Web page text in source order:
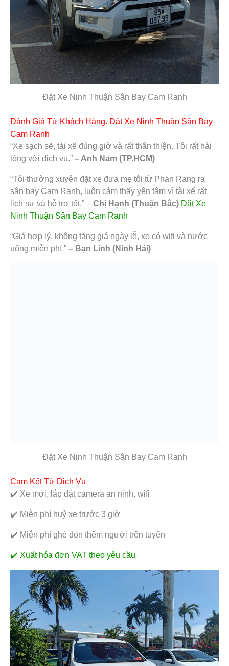
Đặt Xe Ninh Thuận Sân Bay Cam Ranh
Đánh Giá Từ Khách Hàng. Đặt Xe Ninh Thuận Sân Bay
Cam Ranh
“Xe sạch sẽ, tài xế đúng giờ và rất thân thiện. Tôi rất hài
lòng với dịch vụ.” – Anh Nam (TP.HCM)
“Tôi thường xuyên đặt xe đưa mẹ tôi từ Phan Rang ra
sân bay Cam Ranh, luôn cảm thấy yên tâm vì tài xế rất
lịch sự và hỗ trợ tốt.” – Chị Hạnh (Thuận Bắc) Đặt Xe
Ninh Thuận Sân Bay Cam Ranh
“Giá hợp lý, không tăng giá ngày lễ, xe có wifi và nước
uống miễn phí.” – Bạn Linh (Ninh Hải)
Đặt Xe Ninh Thuận Sân Bay Cam Ranh
Cam Kết Từ Dịch Vụ
✔️ Xe mới, lắp đặt camera an ninh, wifi
✔️ Miễn phí huỷ xe trước 3 giờ
✔️ Miễn phí ghé đón thêm người trên tuyến
✔️ Xuất hóa đơn VAT theo yêu cầu